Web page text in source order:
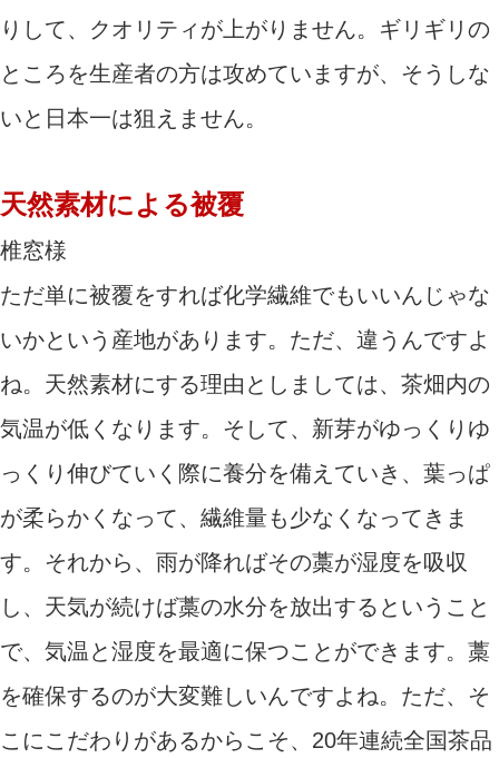
りして、クオリティが上がりません。ギリギリの
ところを生産者の方は攻めていますが、そうしな
いと日本一は狙えません。
天然素材による被覆
椎窓様
ただ単に被覆をすれば化学繊維でもいいんじゃな
いかという産地があります。ただ、違うんですよ
ね。天然素材にする理由としましては、茶畑内の
気温が低くなります。そして、新芽がゆっくりゆ
っくり伸びていく際に養分を備えていき、葉っぱ
が柔らかくなって、繊維量も少なくなってきま
す。それから、雨が降ればその藁が湿度を吸収
し、天気が続けば藁の水分を放出するということ
で、気温と湿度を最適に保つことができます。藁
を確保するのが大変難しいんですよね。ただ、そ
こにこだわりがあるからこそ、20年連続全国茶品